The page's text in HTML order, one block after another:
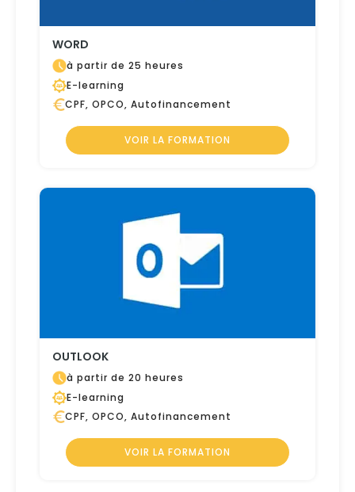
WORD
à partir de 25 heures
E-learning
CPF, OPCO, Autofinancement
VOIR LA FORMATION
OUTLOOK
à partir de 20 heures
E-learning
CPF, OPCO, Autofinancement
VOIR LA FORMATION